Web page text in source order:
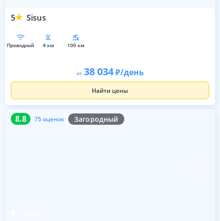
5 Sisus
проводной 4 км 100 км
от 38 034 /день
Найти цены
8.8 75 оценок Загородный
8.8 75 оценок